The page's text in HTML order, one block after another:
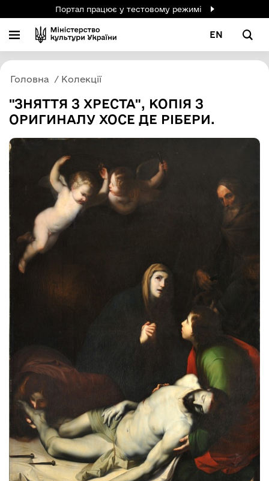
Портал працює у тестовому режимі
EN
Головна Колекції
"ЗНЯТТЯ З ХРЕСТА", КОПІЯ З
ОРИГИНАЛУ ХОСЕ ДЕ РІБЕРИ.